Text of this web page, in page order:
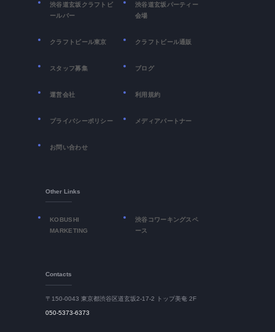
渋谷道玄坂クラフトビ
ールバー
渋谷道玄坂パーティー
会場
クラフトビール東京 クラフトビール通販
スタッフ募集 ブログ
運営会社 利用規約
プライバシーポリシー メディアパートナー
お問い合わせ
Other Links
KOBUSHI
MARKETING
渋谷コワーキングスペ
ース
Contacts
〒150-0043 東京都渋谷区道玄坂2-17-2 トップ美奄 2F
050-5373-6373